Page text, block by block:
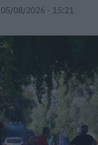
05/08/2026 - 15:21